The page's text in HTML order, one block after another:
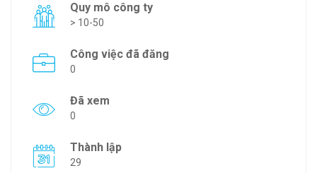
Quy mô công ty
> 10-50
Công việc đã đăng
0
Đã xem
0
Thành lập
29